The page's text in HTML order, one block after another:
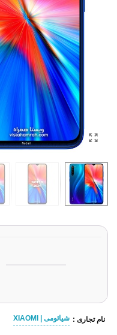
نام تجاری : شیائومی | XIAOMI